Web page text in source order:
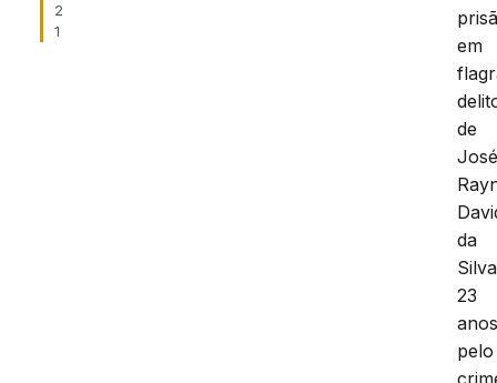
2
1
em
de
da
23
pelo